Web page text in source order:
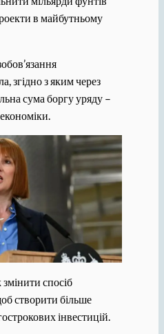
в майбутньому
згідно з яким через
сума боргу уряду –
спосіб
створити більше
інвестицій.